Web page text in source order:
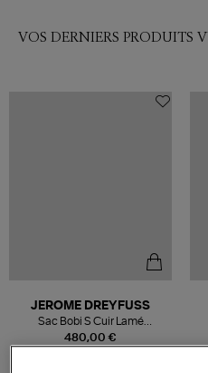
VOS DERNIERS PRODUITS
480,00 €
JEROME DREYFUSS
Sac Bobi S Cuir Lamé
Champagne